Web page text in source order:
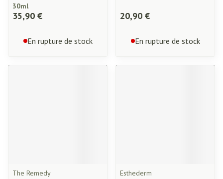
30ml
35,90 €
En rupture de stock
20,90 €
En rupture de stock
The Remedy
Esthederm